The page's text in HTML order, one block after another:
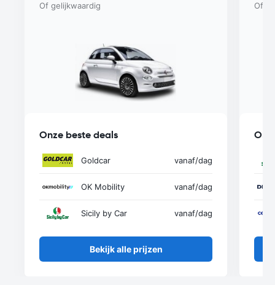
Of gelijkwaardig
Onze beste deals
Goldcar vanaf/dag
OK Mobility vanaf/dag
Sicily by Car vanaf/dag
Bekijk alle prijzen
Of